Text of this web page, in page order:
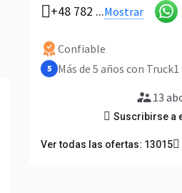
+48 782 ...Mostrar
Confiable
5
Más de 5 años con Truck1
13
Suscribirse a
Ver todas las ofertas: 13015